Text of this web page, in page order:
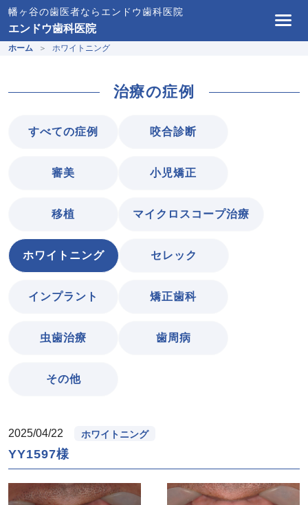
幡ヶ谷の歯医者ならエンドウ歯科医院
エンドウ歯科医院
ホーム ホワイトニング
治療の症例
すべての症例 咬合診断
審美 小児矯正
移植 マイクロスコープ治療
ホワイトニング セレック
インプラント 矯正歯科
虫歯治療 歯周病
その他
2025/04/22 ホワイトニング
YY1597様